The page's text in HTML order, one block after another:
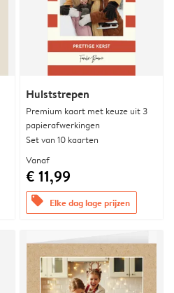
Hulststrepen
Premium kaart met keuze uit 3
papierafwerkingen
Set van 10 kaarten
Vanaf
€ 11,99
offers Elke dag lage prijzen